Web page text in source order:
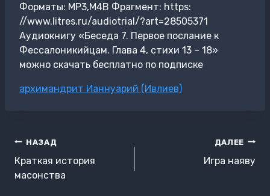
Форматы: MP3,M4B Фрагмент: https:
//www.litres.ru/audiotrial/?art=28505371
Аудиокнигу «Беседа 7. Первое послание к
Фессалоникийцам. Глава 4, стихи 13 – 18»
можно скачать бесплатно по подписке
Метки
архимандрит Ианнуарий (Ивлиев)
Навигация
по
записям
НАЗАД
Краткая история
масонства
ДАЛЕЕ
Игра наяву